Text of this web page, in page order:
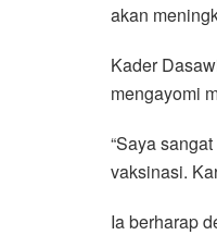
akan
Kader
mengayomi
“Saya
vaksinasi.
Ia berharap